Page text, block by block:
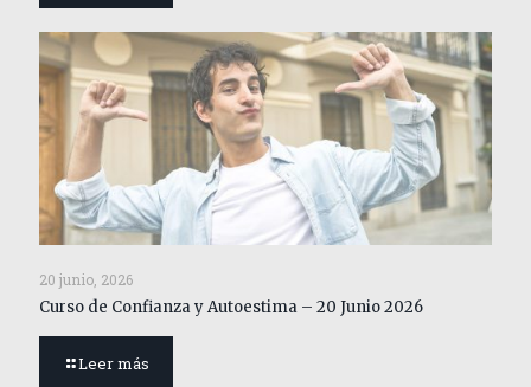
20 junio, 2026
Curso de Confianza y Autoestima – 20 Junio 2026
Leer más